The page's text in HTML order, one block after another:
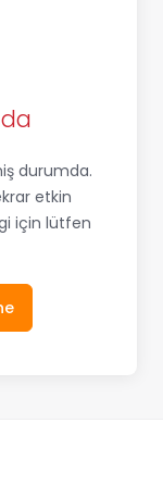
durumda.
etkin
için lütfen